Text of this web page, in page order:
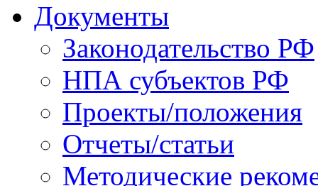
Документы
Законодательство РФ
НПА субъектов РФ
Проекты/положения
Отчеты/статьи
Методические